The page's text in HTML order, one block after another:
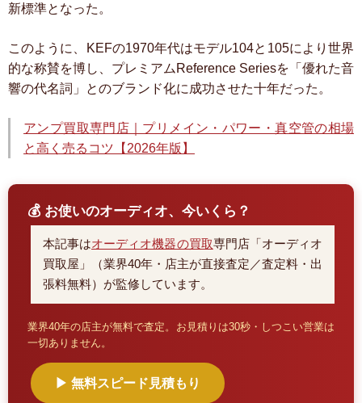
新標準となった。
このように、KEFの1970年代はモデル104と105により世界
的な称賛を博し、プレミアムReference Seriesを「優れた音
響の代名詞」とのブランド化に成功させた十年だった。
アンプ買取専門店｜プリメイン・パワー・真空管の相場
と高く売るコツ【2026年版】
💰 お使いのオーディオ、今いくら？
本記事はオーディオ機器の買取専門店「オーディオ
買取屋」（業界40年・店主が直接査定／査定料・出
張料無料）が監修しています。
業界40年の店主が無料で査定。お見積りは30秒・しつこい営業は
一切ありません。
▶ 無料スピード見積もり